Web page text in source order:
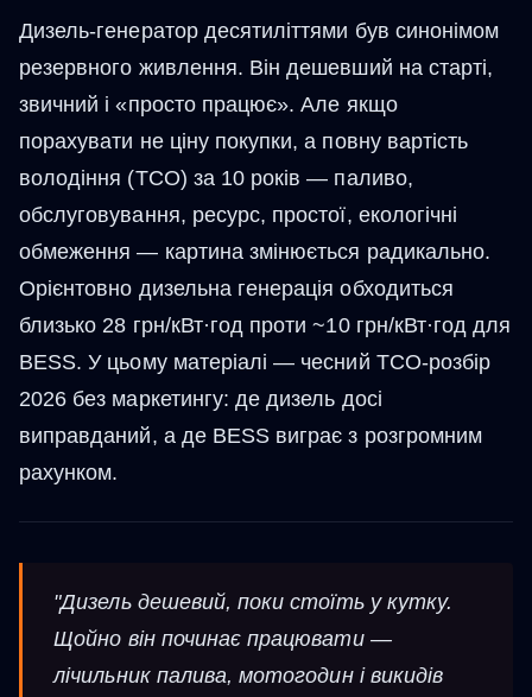
Дизель-генератор десятиліттями був синонімом
резервного живлення. Він дешевший на старті,
звичний і «просто працює». Але якщо
порахувати не ціну покупки, а повну вартість
володіння (TCO) за 10 років — паливо,
обслуговування, ресурс, простої, екологічні
обмеження — картина змінюється радикально.
Орієнтовно дизельна генерація обходиться
близько 28 грн/кВт·год проти ~10 грн/кВт·год для
BESS. У цьому матеріалі — чесний TCO-розбір
2026 без маркетингу: де дизель досі
виправданий, а де BESS виграє з розгромним
рахунком.
"Дизель дешевий, поки стоїть у кутку.
Щойно він починає працювати —
лічильник палива, мотогодин і викидів